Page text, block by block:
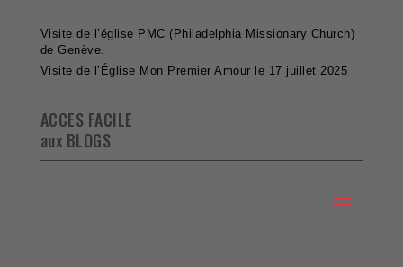
Visite de l’église PMC (Philadelphia Missionary Church)
de Genève.
Visite de l’Église Mon Premier Amour le 17 juillet 2025
ACCES FACILE
aux BLOGS